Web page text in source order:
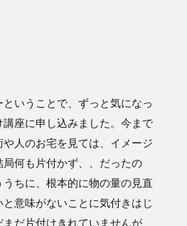
いうことで、ずっと気になっ
座に申し込みました。今まで
や人のお宅を見ては、イメージ
局何も片付かず、、だったの
うちに、根本的に物の量の見直
と意味がないことに気付きはじ
だ片付けきれていませんが、